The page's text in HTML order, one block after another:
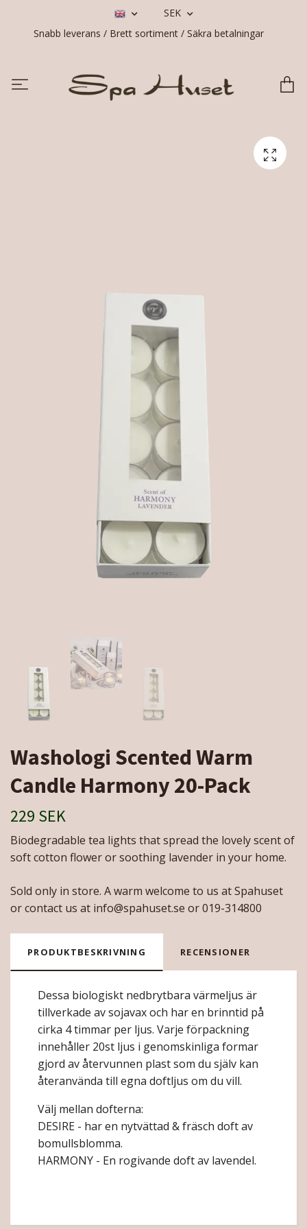
SEK
Snabb leverans / Brett sortiment / Säkra betalningar
Washologi Scented Warm
Candle Harmony 20-Pack
229 SEK
Biodegradable tea lights that spread the lovely scent of
soft cotton flower or soothing lavender in your home.
Sold only in store. A warm welcome to us at Spahuset
or contact us at info@spahuset.se or 019-314800
PRODUKTBESKRIVNING RECENSIONER
Dessa biologiskt nedbrytbara värmeljus är
tillverkade av sojavax och har en brinntid på
cirka 4 timmar per ljus. Varje förpackning
innehåller 20st ljus i genomskinliga formar
gjord av återvunnen plast som du själv kan
återanvända till egna doftljus om du vill.
Välj mellan dofterna:
DESIRE - har en nytvättad & fräsch doft av
bomullsblomma.
HARMONY - En rogivande doft av lavendel.